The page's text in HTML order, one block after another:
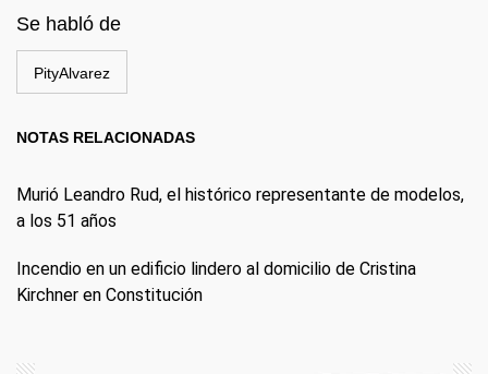
Se habló de
PityAlvarez
NOTAS RELACIONADAS
Murió Leandro Rud, el histórico representante de modelos,
a los 51 años
Incendio en un edificio lindero al domicilio de Cristina
Kirchner en Constitución